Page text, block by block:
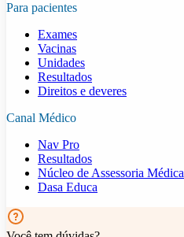
Para pacientes
Exames
Vacinas
Unidades
Resultados
Direitos e deveres
Canal Médico
Nav Pro
Resultados
Núcleo de Assessoria Médica
Dasa Educa